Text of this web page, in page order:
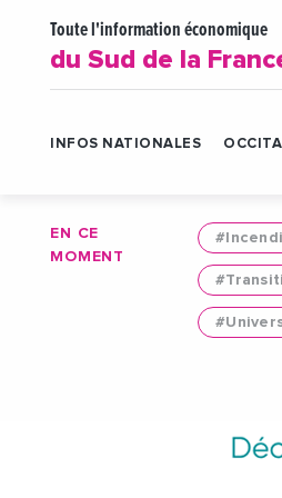
Toute l'information économique
du Sud de la
INFOS NATIONALES
EN CE
MOMENT